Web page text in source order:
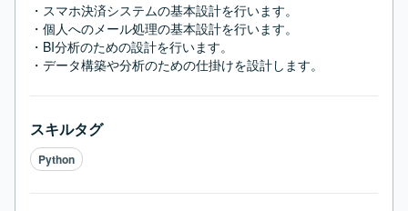
・スマホ決済システムの基本設計を行います。
・個人へのメール処理の基本設計を行います。
・BI分析のための設計を行います。
・データ構築や分析のための仕掛けを設計します。
スキルタグ
Python